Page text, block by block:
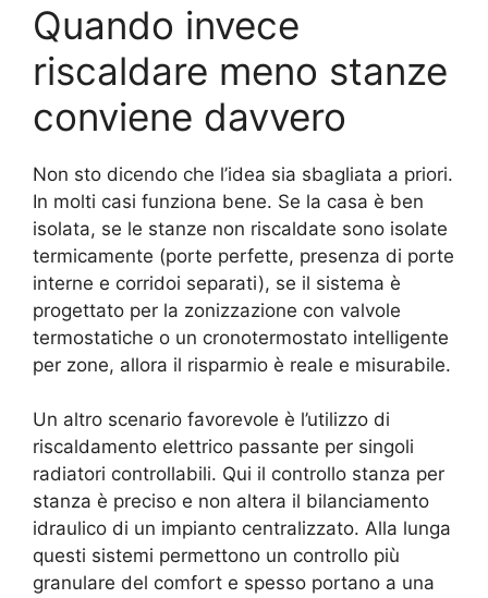
Quando invece
riscaldare meno stanze
conviene davvero
Non sto dicendo che l’idea sia sbagliata a priori.
In molti casi funziona bene. Se la casa è ben
isolata, se le stanze non riscaldate sono isolate
termicamente (porte perfette, presenza di porte
interne e corridoi separati), se il sistema è
progettato per la zonizzazione con valvole
termostatiche o un cronotermostato intelligente
per zone, allora il risparmio è reale e misurabile.
Un altro scenario favorevole è l’utilizzo di
riscaldamento elettrico passante per singoli
radiatori controllabili. Qui il controllo stanza per
stanza è preciso e non altera il bilanciamento
idraulico di un impianto centralizzato. Alla lunga
questi sistemi permettono un controllo più
granulare del comfort e spesso portano a una